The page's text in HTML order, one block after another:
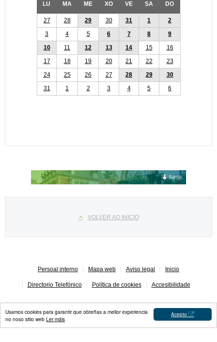
Acepto
Usamos cookies para garantir que obteñas a mellor experiencia
no noso sitio web Ler máis
LU MA ME XO VE SA DO
27 28 29 30 31 1
2
3
4 5 6 7 8
9
10
11 12 13 14 15
16
17
18 19 20 21 22
23
24
25 26 27 28 29
30
31
1 2 3 4 5 6
VOLVER AO INICIO
Persoal interno Mapa web Aviso legal Inicio
Directorio Telefónico Política de cookies Accesibilidade